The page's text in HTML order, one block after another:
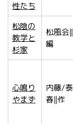
性たち
松陰の
教学と
杉家
松風会‖
編
心鳴り
やまず
内藤/泰
春‖作